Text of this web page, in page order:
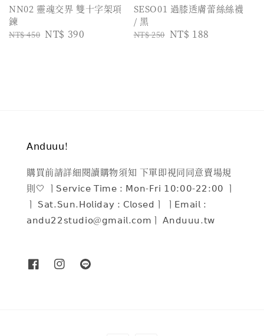
NN02 靈魂交界 雙十字架項
鍊
Regular
NT$ 450 Sale
NT$ 390
SESO01 過膝透膚蕾絲絲襪
/ 黑
Regular
NT$ 250 Sale
NT$ 188
𝖠𝗇𝖽𝗎𝗎𝗎!
購買前請詳細閱讀購物須知 下單即視同同意賣場規
則🤍 ㅣ𝖲𝖾𝗋𝗏𝗂𝖼𝖾 𝖳𝗂𝗆𝖾 : 𝖬𝗈𝗇-𝖥𝗋𝗂 𝟣𝟢:𝟢𝟢-𝟤𝟤:𝟢𝟢 ㅣ
ㅣ 𝖲𝖺𝗍.𝖲𝗎𝗇.𝖧𝗈𝗅𝗂𝖽𝖺𝗒 : 𝖢𝗅𝗈𝗌𝖾𝖽ㅣ ㅣ𝖤𝗆𝖺𝗂𝗅 :
𝖺𝗇𝖽𝗎𝟤𝟤𝗌𝗍𝗎𝖽𝗂𝗈@𝗀𝗆𝖺𝗂𝗅.𝖼𝗈𝗆ㅣ 𝖠𝗇𝖽𝗎𝗎𝗎.𝗍𝗐